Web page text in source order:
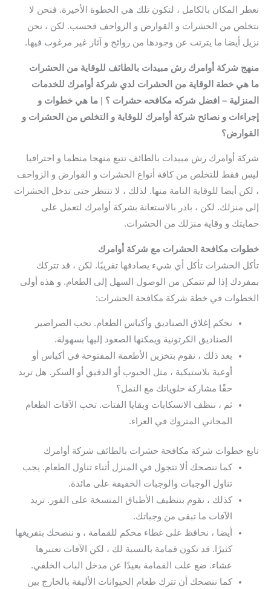
نعطر المكان بالكامل ، لتكون تلك هي الخطوة الأخيرة. فنحن لا
نتخلص من الحشرات و القوارض و الزواحف فحسب. لكن ، نحن
نزيل أيضا ما يترتب عن وجودها من روائح و آثار غير مرغوب فيها.
منهج شركة أوامرك رش مبيدات بالطائف للوقاية من الحشرات
ما هي خطة الوقاية من الحشرات لدي شركة أوامرك للخدمات
المنزلية – افضل شركه مكافحه حشرات ؟ | ما هي خطوات و
إجراءات و نصائح شركة أوامرك للوقاية و التخلص من الحشرات و
القوارض؟
شركة أوامرك رش مبيدات بالطائف تتبع منهجا منظما و احترافيا
ليس فقط للتخلص من كافة أنواع الحشرات و القوارض و الزواحف
، لكن أيضا للوقاية التامة منها. لذلك ، لا تنتظر حتى تدخل الحشرات
إلى منزلك. لكن ، بادر بالاستعانة بشركة أوامرك لتعمل على
حمايتك و وقاية منزلك من الحشرات.
خطوات مكافحة الحشرات مع شركة أوامرك
تأكل الحشرات تأكل أي شيء يصادفها تقريبًا. لكن ، قد تتركك
بمفردك إذا لم تتمكن من الوصول السهل إلى الطعام. و هذه أولى
الخطوات في خطة شركة مكافحة الحشرات:
نحكم إغلاق الصناديق وأكياس الطعام. تحب الصراصير
الصناديق الكرتونية ويمكنها الصعود إليها بسهولة.
بعد ذلك ، نقوم بتخزين الأطعمة المفتوحة في أكياس أو
أوعية بلاستيكية ، مثل الحبوب أو الدقيق أو السكر. هل تريد
حقًا مشاركة حلوياتك مع النمل؟
ثم ، ننظف الانسكابات وبقايا الفتات. تحب الآفات الطعام
المجاني المتروك في العراء.
تابع خطوات شركة مكافحة حشرات بالطائف شركة أوامرك
كما ننصحك ألا تتجول في المنزل أثناء تناول الطعام. يجب
تناول الوجبات والوجبات الخفيفة على مائدة.
كذلك ، نقوم بتنظيف الأطباق المتسخة على الفور. تريد
الآفات ما تبقى من وجباتك.
أيضا ، نحافظ على غطاء محكم للقمامة ، و ننصحك بتفريغها
كثيرًا. قد تكون قمامة بالنسبة لك ، لكن الآفات تعتبرها
عشاء. ضع علب القمامة بعيدًا عن مدخل الباب الخلفي.
كما ننصحك أن تترك طعام الحيوانات الأليفة بالخارج بين